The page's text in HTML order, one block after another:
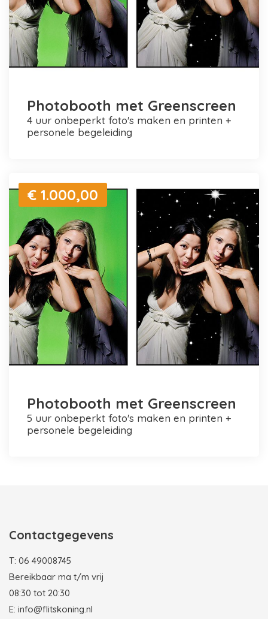
Photobooth met Greenscreen
4 uur onbeperkt foto's maken en printen +
personele begeleiding
€ 1.000,00
Photobooth met Greenscreen
5 uur onbeperkt foto's maken en printen +
personele begeleiding
Contactgegevens
T: 06 49008745
Bereikbaar ma t/m vrij
08:30 tot 20:30
E: info@flitskoning.nl